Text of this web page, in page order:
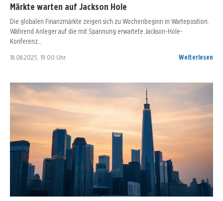
Märkte warten auf Jackson Hole
Die globalen Finanzmärkte zeigen sich zu Wochenbeginn in Warteposition.
Während Anleger auf die mit Spannung erwartete Jackson-Hole-
Konferenz…
18.08.2025, 19:00 Uhr Weiterlesen